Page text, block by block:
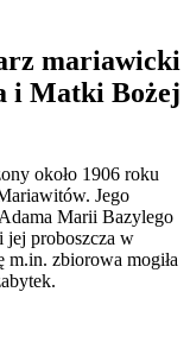
mariawicki
i Matki Bożej
około 1906 roku
Jego
Marii Bazylego
jej proboszcza w
m.in. zbiorowa mogiła